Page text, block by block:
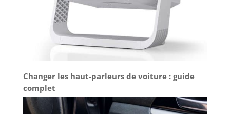
Changer les haut-parleurs de voiture : guide
complet